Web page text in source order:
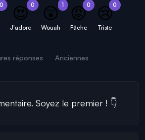
0 0
😍
J'adore
1
😲
Wouah
0
😡
Fâché
0
😢
Triste
réponses Anciennes
Soyez le premier ! 👇